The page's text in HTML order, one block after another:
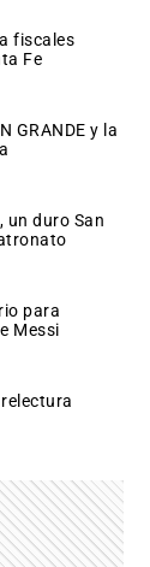
fiscales
Fe
GRANDE y la
un duro San
para
Messi